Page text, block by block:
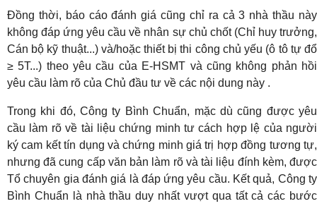
Đồng thời, báo cáo đánh giá cũng chỉ ra cả 3 nhà thầu này
không đáp ứng yêu cầu về nhân sự chủ chốt (Chỉ huy trưởng,
Cán bộ kỹ thuật...) và/hoặc thiết bị thi công chủ yếu (ô tô tự đổ
≥ 5T...) theo yêu cầu của E-HSMT và cũng không phản hồi
yêu cầu làm rõ của Chủ đầu tư về các nội dung này .
Trong khi đó, Công ty Bình Chuẩn, mặc dù cũng được yêu
cầu làm rõ về tài liệu chứng minh tư cách hợp lệ của người
ký cam kết tín dụng và chứng minh giá trị hợp đồng tương tự,
nhưng đã cung cấp văn bản làm rõ và tài liệu đính kèm, được
Tổ chuyên gia đánh giá là đáp ứng yêu cầu. Kết quả, Công ty
Bình Chuẩn là nhà thầu duy nhất vượt qua tất cả các bước